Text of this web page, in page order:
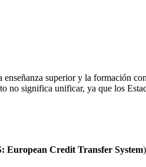
superior y la formación
no significa unificar, ya que los
European Credit Transfer System